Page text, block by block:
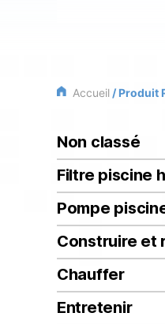
Accueil / Produit
Non classé
Filtre piscine
Pompe
Construire et
Chauffer
Entretenir